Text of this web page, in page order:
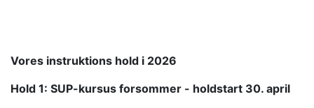
Vores instruktions hold i 2026
Hold 1: SUP-kursus forsommer - holdstart 30. april